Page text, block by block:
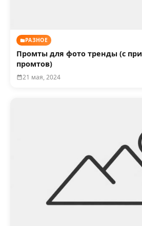
РАЗНОЕ
Промты для фото тренды (с
промтов)
21 мая, 2024